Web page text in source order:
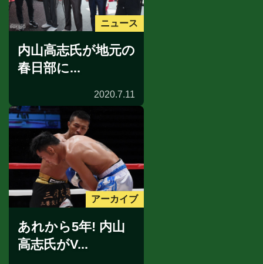
ニュース
内山高志氏が地元の
春日部に...
2020.7.11
アーカイブ
あれから5年! 内山
高志氏がV...